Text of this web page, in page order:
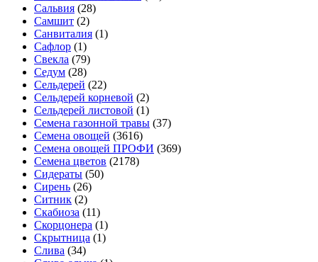
Сальвия (28)
Самшит (2)
Санвиталия (1)
Сафлор (1)
Свекла (79)
Седум (28)
Сельдерей (22)
Сельдерей корневой (2)
Сельдерей листовой (1)
Семена газонной травы (37)
Семена овощей (3616)
Семена овощей ПРОФИ (369)
Семена цветов (2178)
Сидераты (50)
Сирень (26)
Ситник (2)
Скабиоза (11)
Скорцонера (1)
Скрытница (1)
Слива (34)